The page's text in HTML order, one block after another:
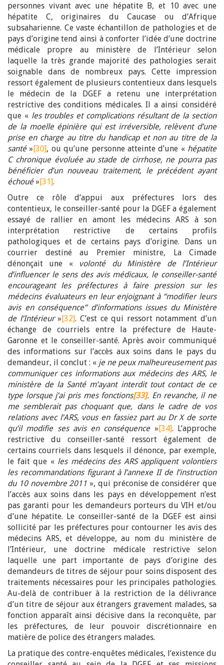
personnes vivant avec une hépatite B, et 10 avec une
hépatite C, originaires du Caucase ou d’Afrique
subsaharienne. Ce vaste échantillon de pathologies et de
pays d’origine tend ainsi à conforter l’idée d’une doctrine
médicale propre au ministère de l’Intérieur selon
laquelle la très grande majorité des pathologies serait
soignable dans de nombreux pays. Cette impression
ressort également de plusieurs contentieux dans lesquels
le médecin de la DGEF a retenu une interprétation
restrictive des conditions médicales. Il a ainsi considéré
que « les troubles et complications résultant de la section
de la moelle épinière qui est irréversible, relèvent d’une
prise en charge au titre du handicap et non au titre de la
santé»[30], ou qu’une personne atteinte d’une « hépatite
C chronique évoluée au stade de cirrhose, ne pourra pas
bénéficier d’un nouveau traitement, le précédent ayant
échoué»[31].
Outre ce rôle d’appui aux préfectures lors des
contentieux, le conseiller-santé pour la DGEF a également
essayé de rallier en amont les médecins ARS à son
interprétation restrictive de certains profils
pathologiques et de certains pays d’origine. Dans un
courrier destiné au Premier ministre, La Cimade
dénonçait une « volonté du Ministère de l’Intérieur
d’influencer le sens des avis médicaux, le conseiller-santé
encourageant les préfectures à faire pression sur les
médecins évaluateurs en leur enjoignant à ‘‘modifier leurs
avis en conséquence’’ d’informations issues du Ministère
de l’Intérieur»[32]. C’est ce qui ressort notamment d’un
échange de courriels entre la préfecture de Haute-
Garonne et le conseiller-santé. Après avoir communiqué
des informations sur l’accès aux soins dans le pays du
demandeur, il conclut : « je ne peux malheureusement pas
communiquer ces informations aux médecins des ARS, le
ministère de la Santé m’ayant interdit tout contact de ce
type lorsque j’ai pris mes fonctions[33]. En revanche, il ne
me semblerait pas choquant que, dans le cadre de vos
relations avec l’ARS, vous en fassiez part au Dr X de sorte
qu’il modifie ses avis en conséquence »[34]. L’approche
restrictive du conseiller-santé ressort également de
certains courriels dans lesquels il dénonce, par exemple,
le fait que « les médecins des ARS appliquent volontiers
les recommandations figurant à l’annexe II de l’instruction
du 10 novembre 2011 », qui préconise de considérer que
l’accès aux soins dans les pays en développement n’est
pas garanti pour les demandeurs porteurs du VIH et/ou
d’une hépatite. Le conseiller-santé de la DGEF est ainsi
sollicité par les préfectures pour contourner les avis des
médecins ARS, et développe, au nom du ministère de
l’Intérieur, une doctrine médicale restrictive selon
laquelle une part importante de pays d’origine des
demandeurs de titres de séjour pour soins disposent des
traitements nécessaires pour les principales pathologies.
Au-delà de contribuer à la restriction de la délivrance
d’un titre de séjour aux étrangers gravement malades, sa
fonction apparaît ainsi décisive dans la reconquête, par
les préfectures, de leur pouvoir discrétionnaire en
matière de police des étrangers malades.
La pratique des contre-enquêtes médicales, l’existence du